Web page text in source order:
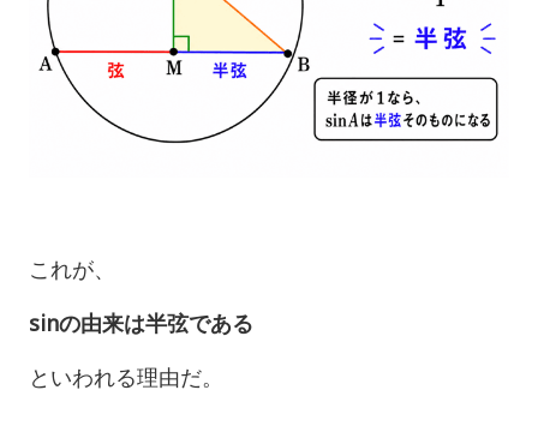
これが、
sinの由来は半弦である
といわれる理由だ。